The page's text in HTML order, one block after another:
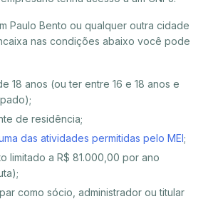
Paulo Bento ou qualquer outra cidade
nas condições abaixo você pode
18 anos (ou ter entre 16 e 18 anos e
de residência;
das atividades permitidas pelo MEI;
limitado a R$ 81.000,00 por ano
como sócio, administrador ou titular